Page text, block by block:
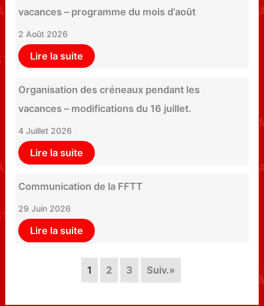
vacances – programme du mois d’août
2 Août 2026
Lire la suite
Organisation des créneaux pendant les
vacances – modifications du 16 juillet.
4 Juillet 2026
Lire la suite
Communication de la FFTT
29 Juin 2026
Lire la suite
1 2 3 Suiv.»